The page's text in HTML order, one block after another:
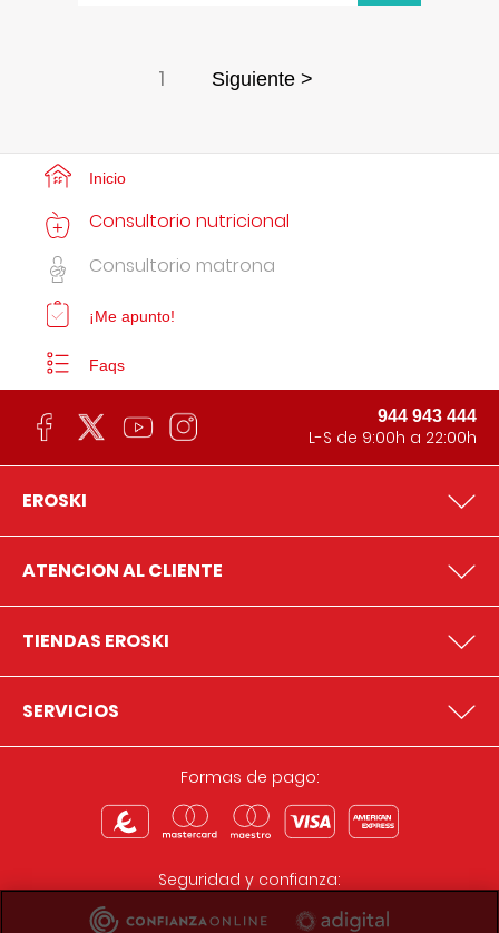
1 Siguiente >
Inicio
Consultorio nutricional
Consultorio matrona
¡Me apunto!
Faqs
944 943 444
L-S de 9:00h a 22:00h
EROSKI
ATENCION AL CLIENTE
TIENDAS EROSKI
SERVICIOS
Formas de pago:
Seguridad y confianza: